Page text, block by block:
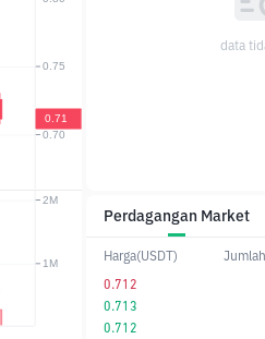
Perdagangan Market
Harga(USDT)
0.712
0.713
0.712
data